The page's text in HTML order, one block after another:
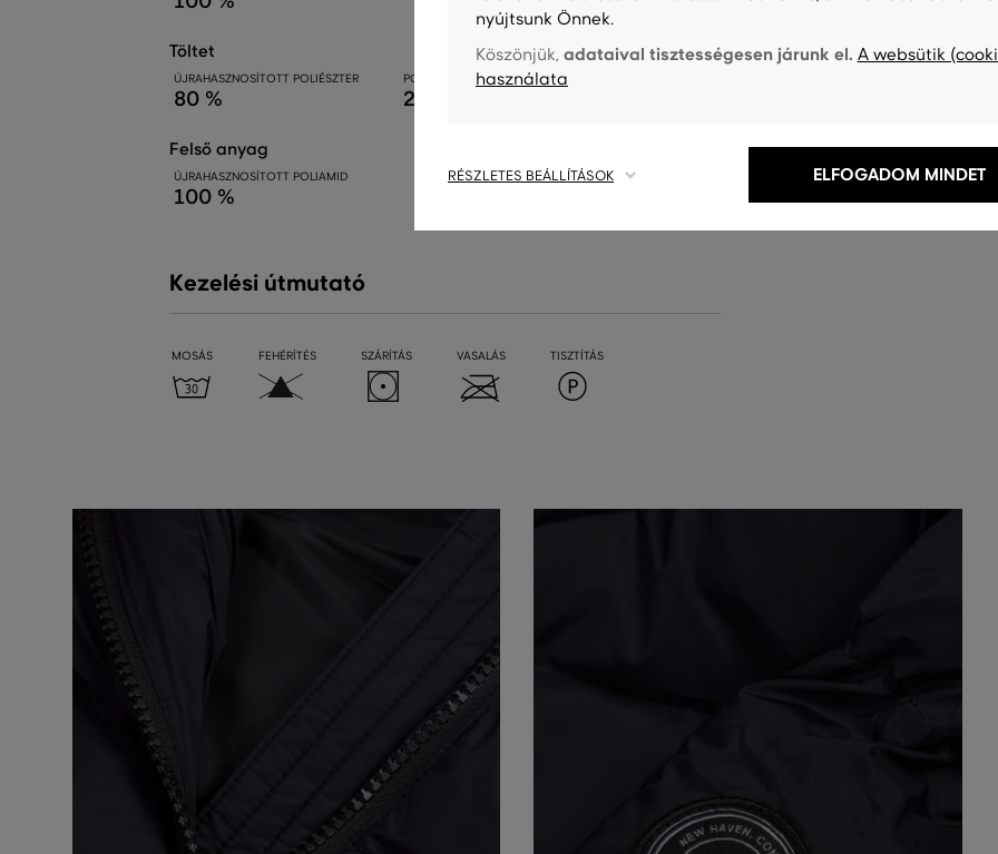
töltet
ÚJRAHASZNOSÍTOTT POLIÉSZTER
80 %
POLIÉSZTER
20 %
felső anyag
ÚJRAHASZNOSÍTOTT POLIAMID
100 %
Kezelési útmutató
MOSÁS FEHÉRÍTÉS SZÁRÍTÁS VASALÁS TISZTÍTÁS
nyújtsunk Önnek.
Köszönjük,adataival tisztességesen járunk el. A websütik
használata
RÉSZLETES BEÁLLÍTÁSOK ELFOGADOM MINDET